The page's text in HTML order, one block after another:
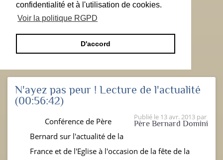
confidentialité et à l'utilisation de cookies.
Voir la politique RGPD
D'accord
N'ayez pas peur ! Lecture de l'actualité
(00:56:42)
Publié le 13 avr. 2013 par
Père Bernard Domini
Conférence de Père
Bernard sur l'actualité de la
France et de l'Eglise à l'occasion de la fête de la